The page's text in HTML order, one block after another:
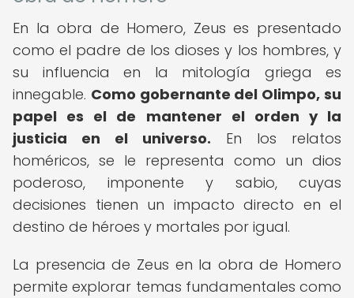
En la obra de Homero, Zeus es presentado
como el padre de los dioses y los hombres, y
su influencia en la mitología griega es
innegable. Como gobernante del Olimpo, su
papel es el de mantener el orden y la
justicia en el universo. En los relatos
homéricos, se le representa como un dios
poderoso, imponente y sabio, cuyas
decisiones tienen un impacto directo en el
destino de héroes y mortales por igual.
La presencia de Zeus en la obra de Homero
permite explorar temas fundamentales como